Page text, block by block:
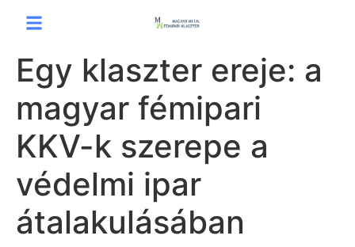
Egy klaszter ereje: a
magyar fémipari
KKV-k szerepe a
védelmi ipar
átalakulásában